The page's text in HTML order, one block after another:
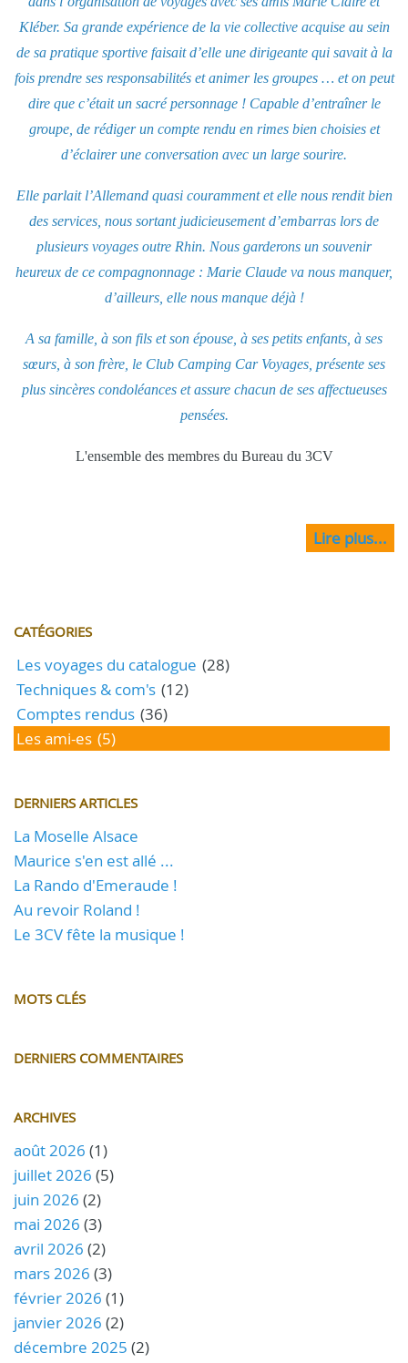
Kléber. Sa grande expérience de la vie collective acquise au sein
de sa pratique sportive faisait d’elle une dirigeante qui savait à la
fois prendre ses responsabilités et animer les groupes … et on peut
dire que c’était un sacré personnage ! Capable d’entraîner le
groupe, de rédiger un compte rendu en rimes bien choisies et
d’éclairer une conversation avec un large sourire.
Elle parlait l’Allemand quasi couramment et elle nous rendit bien
des services, nous sortant judicieusement d’embarras lors de
plusieurs voyages outre Rhin. Nous garderons un souvenir
heureux de ce compagnonnage : Marie Claude va nous manquer,
d’ailleurs, elle nous manque déjà !
A sa famille, à son fils et son épouse, à ses petits enfants, à ses
sœurs, à son frère, le Club Camping Car Voyages, présente ses
plus sincères condoléances et assure chacun de ses affectueuses
pensées.
L'ensemble des membres du Bureau du 3CV
Lire plus...
CATÉGORIES
Les voyages du catalogue (28)
Techniques & com's (12)
Comptes rendus (36)
Les ami-es (5)
DERNIERS ARTICLES
La Moselle Alsace
Maurice s'en est allé ...
La Rando d'Emeraude !
Au revoir Roland !
Le 3CV fête la musique !
MOTS CLÉS
DERNIERS COMMENTAIRES
ARCHIVES
août 2026 (1)
juillet 2026 (5)
juin 2026 (2)
mai 2026 (3)
avril 2026 (2)
mars 2026 (3)
février 2026 (1)
janvier 2026 (2)
décembre 2025 (2)